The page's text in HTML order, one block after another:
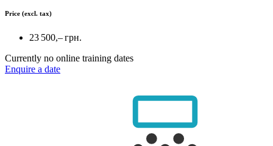
Price (excl. tax)
23 500,– грн.
Currently no online training dates
Enquire a date